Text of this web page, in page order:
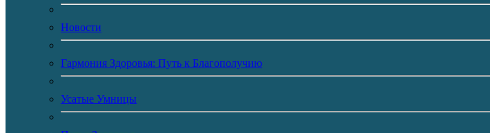
Новости
Гармония Здоровья: Путь к Благополучию
Усатые Умницы